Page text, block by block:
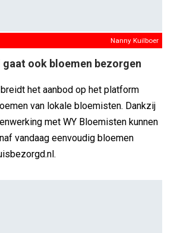
Nanny Kuilboer
ook bloemen bezorgen
het aanbod op het platform
van lokale bloemisten. Dankzij
met WY Bloemisten kunnen
vandaag eenvoudig bloemen